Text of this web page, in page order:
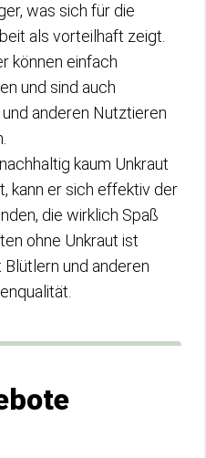
was sich für die
als vorteilhaft zeigt.
können einfach
und sind auch
anderen Nutztieren
kaum Unkraut
kann er sich effektiv der
die wirklich Spaß
ohne Unkraut ist
und anderen